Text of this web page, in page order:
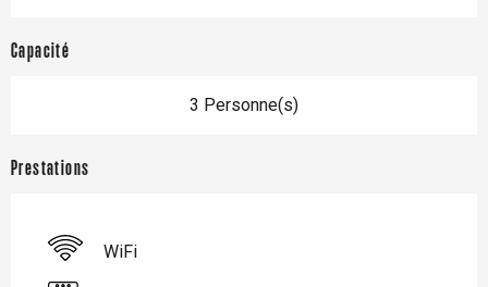
Capacité
3 Personne(s)
Prestations
WiFi